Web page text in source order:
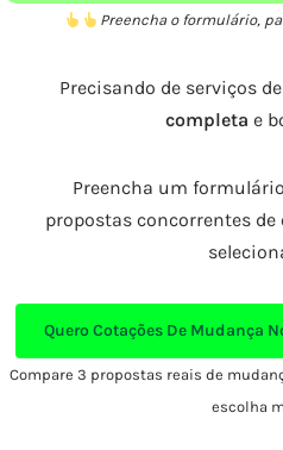
Preencha o formulário,
Precisando de serviços de
completa e
Preencha um
propostas concorrentes
Quero Cotações De Mudança
Compare 3 propostas reais de
escolha